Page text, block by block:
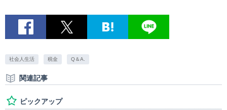
社会人生活 税金 Q＆A.
関連記事
ピックアップ